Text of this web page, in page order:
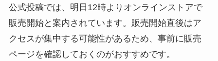
公式投稿では、明日12時よりオンラインストアで
販売開始と案内されています。販売開始直後はア
クセスが集中する可能性があるため、事前に販売
ページを確認しておくのがおすすめです。